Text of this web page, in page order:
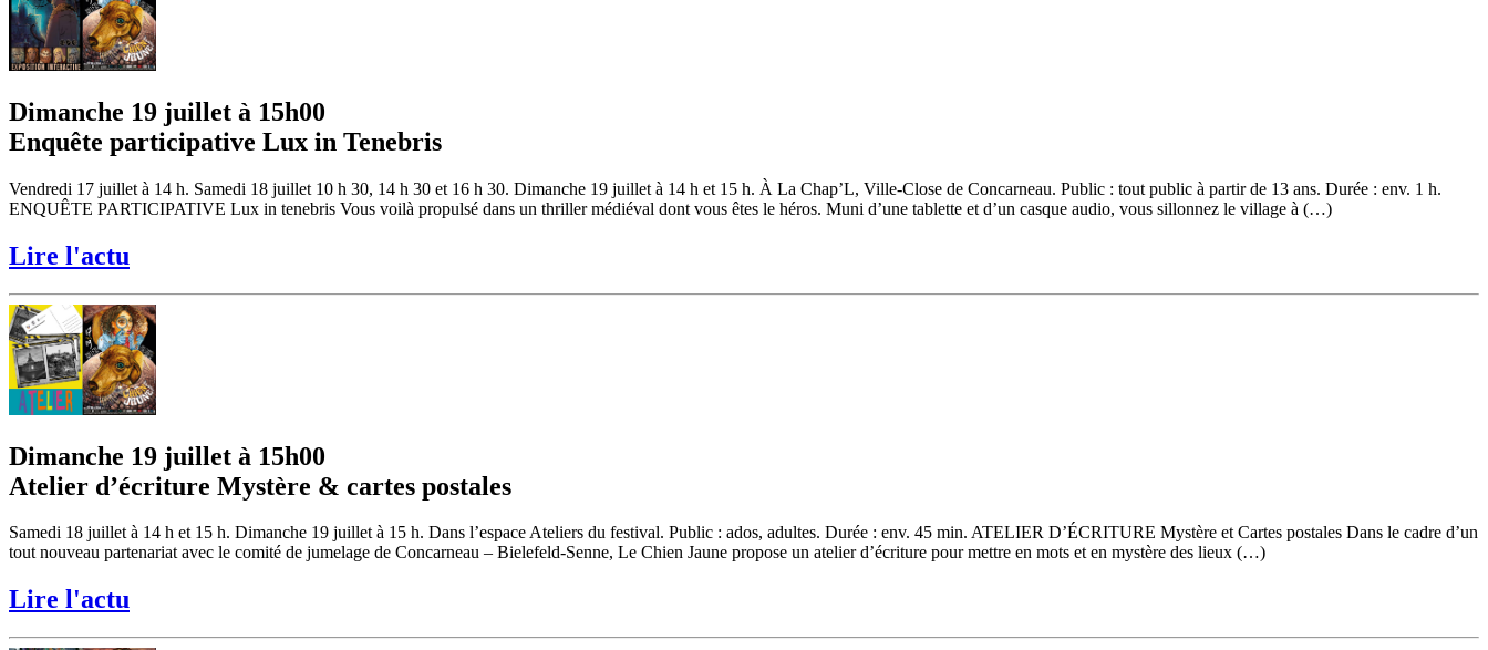
Dimanche 19 juillet à 15h00
Enquête participative Lux in Tenebris
Vendredi 17 juillet à 14 h. Samedi 18 juillet 10 h 30, 14 h 30 et 16 h 30. Dimanche 19 juillet à 14 h et 15 h. À La Chap’L, Ville-Close de Concarneau. Public : tout public à partir de 13 ans. Durée : env. 1 h.
ENQUÊTE PARTICIPATIVE Lux in tenebris Vous voilà propulsé dans un thriller médiéval dont vous êtes le héros. Muni d’une tablette et d’un casque audio, vous sillonnez le village à (…)
Lire l'actu
Dimanche 19 juillet à 15h00
Atelier d’écriture Mystère & cartes postales
Samedi 18 juillet à 14 h et 15 h. Dimanche 19 juillet à 15 h. Dans l’espace Ateliers du festival. Public : ados, adultes. Durée : env. 45 min. ATELIER D’ÉCRITURE Mystère et Cartes postales Dans le cadre d’un
tout nouveau partenariat avec le comité de jumelage de Concarneau – Bielefeld-Senne, Le Chien Jaune propose un atelier d’écriture pour mettre en mots et en mystère des lieux (…)
Lire l'actu